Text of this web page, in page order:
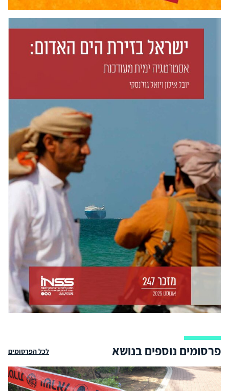
פרסומים נוספים בנושא לכל הפרסומים